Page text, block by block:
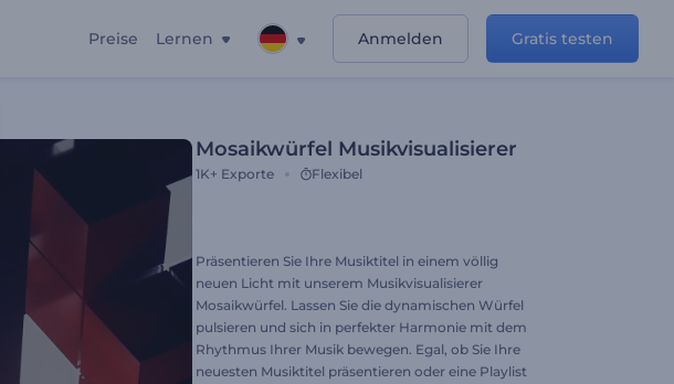
Preise Lernen Anmelden Gratis testen
Mosaikwürfel Musikvisualisierer
1K+ Exporte Flexibel
Präsentieren Sie Ihre Musiktitel in einem völlig
neuen Licht mit unserem Musikvisualisierer
Mosaikwürfel. Lassen Sie die dynamischen Würfel
pulsieren und sich in perfekter Harmonie mit dem
Rhythmus Ihrer Musik bewegen. Egal, ob Sie Ihre
neuesten Musiktitel präsentieren oder eine Playlist